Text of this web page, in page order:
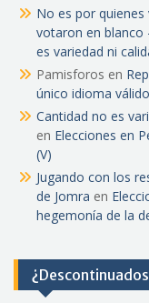
No es por
votaron en blanco
es variedad ni
Pamisforos en
único idioma
Cantidad no es
en Elecciones en
(V)
Jugando con los
de Jomra en
hegemonía de la